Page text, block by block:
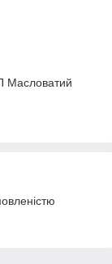
Масловатий